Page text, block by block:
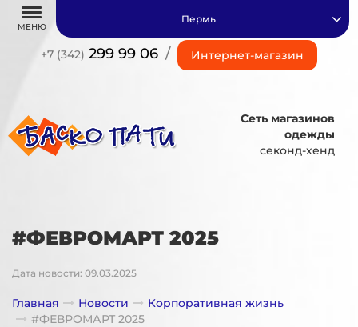
МЕНЮ
+7 (342) 299 99 06 / Интернет-магазин
Пермь
Сеть магазинов
одежды
секонд-хенд
#ФЕВРОМАРТ 2025
Дата новости: 09.03.2025
Главная Новости
Корпоративная жизнь
#ФЕВРОМАРТ 2025